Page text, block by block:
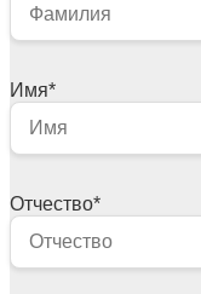
Имя*
Отчество*